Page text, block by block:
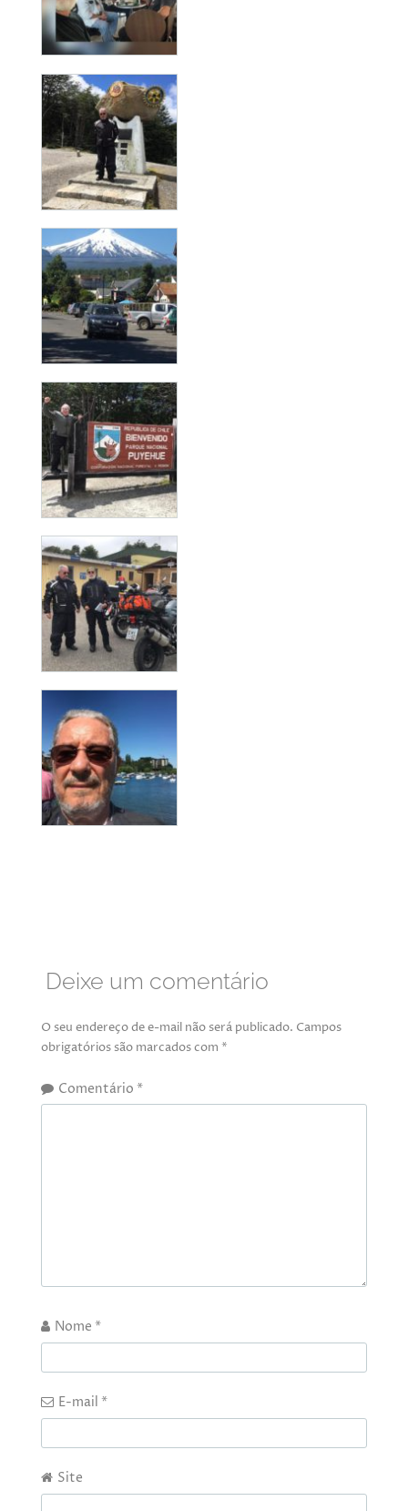
Deixe um comentário
O seu endereço de e-mail não será publicado. Campos
obrigatórios são marcados com *
Comentário *
Nome *
E-mail *
Site